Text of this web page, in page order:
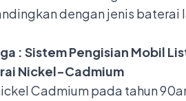
dengan jenis baterai
: Sistem Pengisian Mobil
Nickel-Cadmium
Cadmium pada tahun